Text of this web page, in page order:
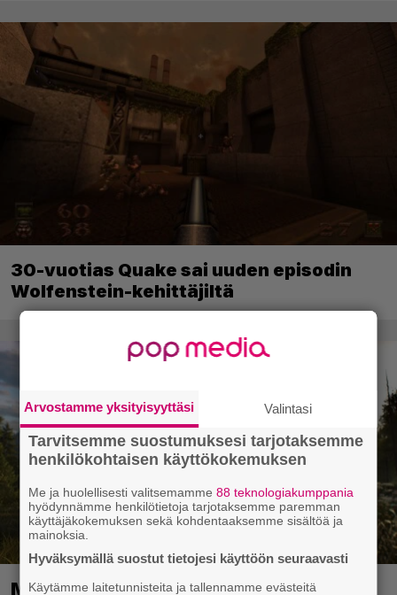
30-vuotias Quake sai uuden episodin
Wolfenstein-kehittäjiltä
Metsästyssimulaattorin jatko-osa
Arvostamme yksityisyyttäsi Valintasi
Tarvitsemme suostumuksesi tarjotaksemme
henkilökohtaisen käyttökokemuksen
Me ja huolellisesti valitsemamme88 teknologiakumppania
hyödynnämme henkilötietoja tarjotaksemme paremman
käyttäjäkokemuksen sekä kohdentaaksemme sisältöä ja
mainoksia.
Hyväksymällä suostut tietojesi käyttöön seuraavasti
Käytämme laitetunnisteita ja tallennamme evästeitä